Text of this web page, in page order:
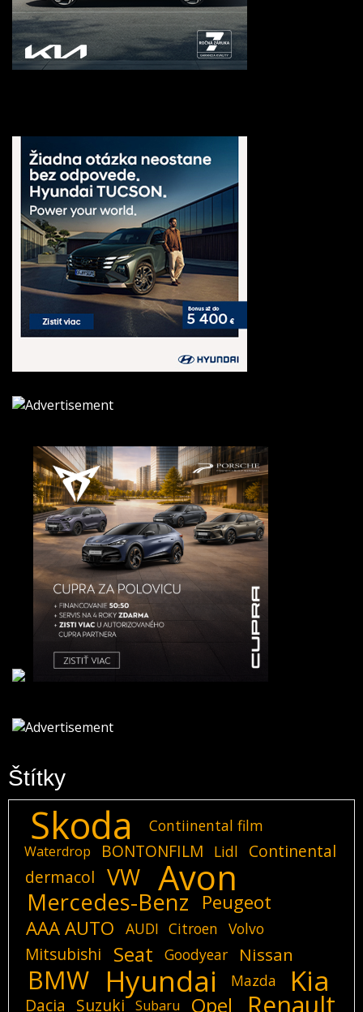
Štítky
Skoda Contiinental film
Waterdrop BONTONFILM Lidl
Continental
dermacol
VW Avon
Mercedes-Benz
Peugeot
AAA AUTO
AUDI Citroen Volvo
Mitsubishi Seat Goodyear Nissan
BMW Hyundai Mazda Kia
Dacia Suzuki Subaru Opel